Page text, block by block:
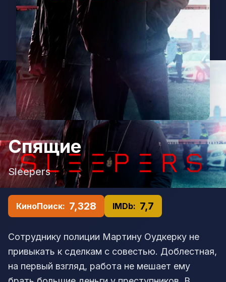
Спящие
Sleepers
КиноПоиск: 7,328 IMDb: 7,7
Сотруднику полиции Мартину Оудкерку не
привыкать к сделкам с совестью. Доблестная,
на первый взгляд, работа не мешает ему